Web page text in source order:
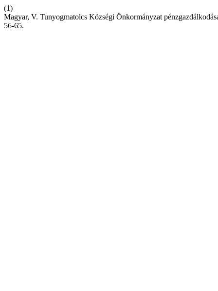
(1)
Magyar, V. Tunyogmatolcs Községi Önkormányzat
56-65.